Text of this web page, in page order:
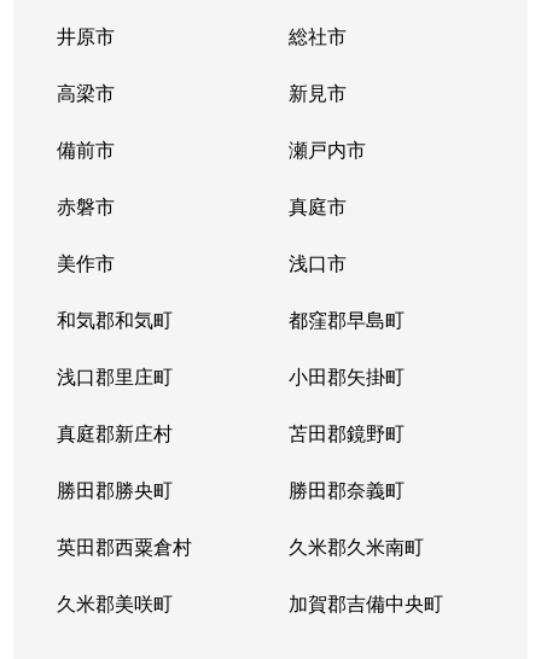
井原市 総社市
高梁市 新見市
備前市 瀬戸内市
赤磐市 真庭市
美作市 浅口市
和気郡和気町 都窪郡早島町
浅口郡里庄町 小田郡矢掛町
真庭郡新庄村 苫田郡鏡野町
勝田郡勝央町 勝田郡奈義町
英田郡西粟倉村 久米郡久米南町
久米郡美咲町 加賀郡吉備中央町